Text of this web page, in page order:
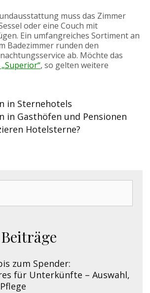
muss das Zimmer
oder eine Couch mit
Ein umfangreiches Sortiment an
Badezimmer runden den
ab. Möchte das
, so gelten weitere
in Sternehotels
in Gasthöfen und Pensionen
Hotelsterne?
zum Spender:
für Unterkünfte – Auswahl,